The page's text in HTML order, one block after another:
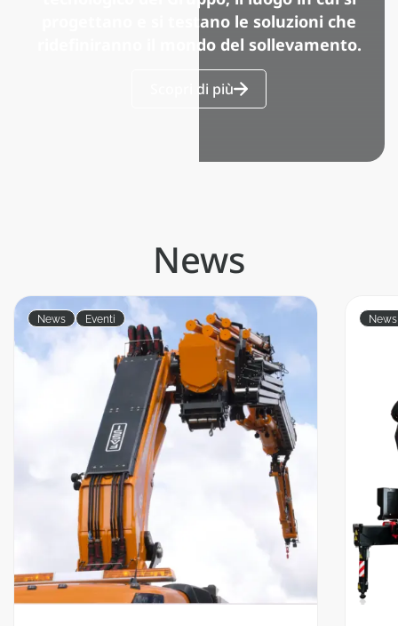
progettano e si testano le soluzioni che
ridefiniranno il mondo del sollevamento.
Scopri di più
News
News Eventi News